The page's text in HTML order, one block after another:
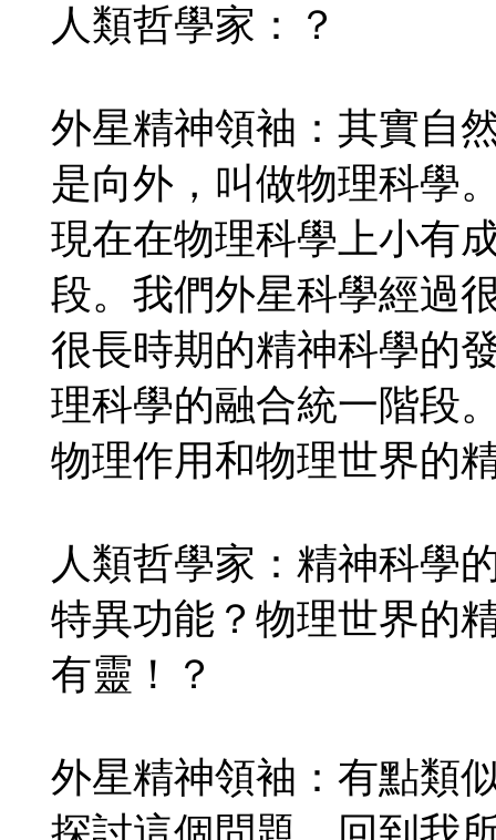
人類哲學家：？
外星精神領袖：其實自
是向外，叫做物理科學
現在在物理科學上小有
段。我們外星科學經過
很長時期的精神科學的
理科學的融合統一階段
物理作用和物理世界的
人類哲學家：精神科學
特異功能？物理世界的
有靈！？
外星精神領袖：有點類